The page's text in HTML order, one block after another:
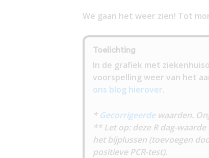
We gaan het weer zien! Tot
Toelichting
In de grafiek met
voorspelling weer van het
ons blog hierover.
* Gecorrigeerdewaarden.
** Let op: deze R dag-
het bijplussen (toevoegen
positieve PCR-test).